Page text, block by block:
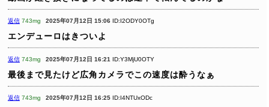
返信 743mg 2025年07月12日 15:06 ID:I2ODY0OTg
エンデューロはきついよ
返信 743mg 2025年07月12日 16:21 ID:Y3MjU0OTY
最後まで見たけど広角カメラでこの速度は酔うなぁ
返信 743mg 2025年07月12日 16:25 ID:I4NTUxODc